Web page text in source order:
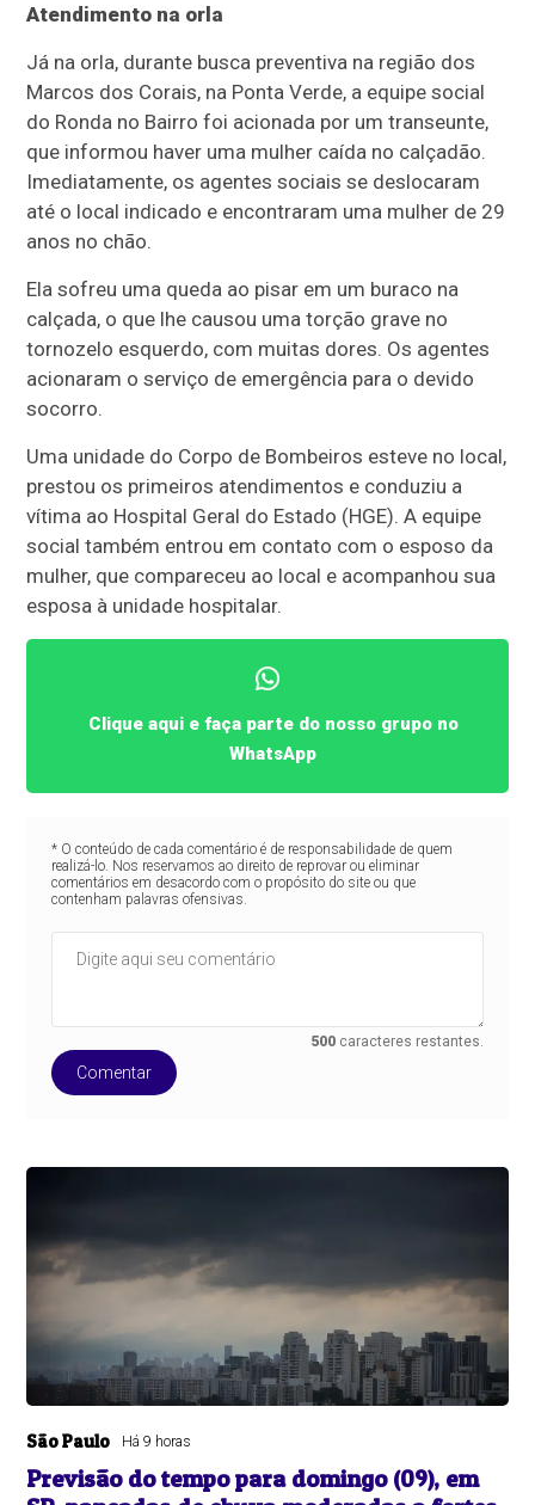
Atendimento na orla
Já na orla, durante busca preventiva na região dos
Marcos dos Corais, na Ponta Verde, a equipe social
do Ronda no Bairro foi acionada por um transeunte,
que informou haver uma mulher caída no calçadão.
Imediatamente, os agentes sociais se deslocaram
até o local indicado e encontraram uma mulher de 29
anos no chão.
Ela sofreu uma queda ao pisar em um buraco na
calçada, o que lhe causou uma torção grave no
tornozelo esquerdo, com muitas dores. Os agentes
acionaram o serviço de emergência para o devido
socorro.
Uma unidade do Corpo de Bombeiros esteve no local,
prestou os primeiros atendimentos e conduziu a
vítima ao Hospital Geral do Estado (HGE). A equipe
social também entrou em contato com o esposo da
mulher, que compareceu ao local e acompanhou sua
esposa à unidade hospitalar.
Clique aqui e faça parte do nosso grupo no
WhatsApp
* O conteúdo de cada comentário é de responsabilidade de quem
realizá-lo. Nos reservamos ao direito de reprovar ou eliminar
comentários em desacordo com o propósito do site ou que
contenham palavras ofensivas.
500 caracteres restantes.
Comentar
São Paulo Há 9 horas
Previsão do tempo para domingo (09), em